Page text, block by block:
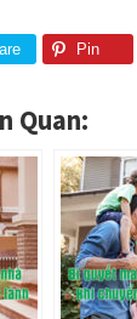
Pin
Quan: